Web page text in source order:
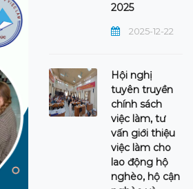
2025
2025-12-22
Hội nghị
tuyên truyền
chính sách
việc làm, tư
vấn giới thiệu
việc làm cho
lao động hộ
nghèo, hộ cận